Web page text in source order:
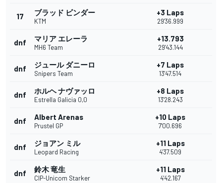
17 ブラッド ビンダー
KTM
+3 Laps
29'36.999
dnf マリア エレーラ
MH6 Team
+13.793
29'43.144
dnf ジュール ダニーロ
Snipers Team
+7 Laps
13'47.514
dnf ホルヘ ナヴァッロ
Estrella Galicia 0,0
+8 Laps
13'28.243
dnf Albert Arenas
Prustel GP
+10 Laps
7'00.696
dnf ジョアン ミル
Leopard Racing
+11 Laps
4'37.509
dnf 鈴木 竜生
CIP-Unicom Starker
+11 Laps
4'42.167